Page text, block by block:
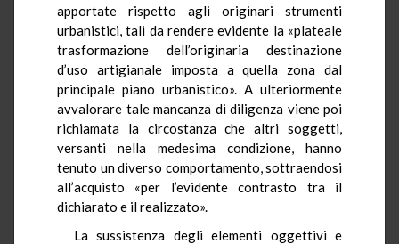
apportate rispetto agli originari strumenti
urbanistici, tali da rendere evidente la «plateale
trasformazione dell’originaria destinazione
d’uso artigianale imposta a quella zona dal
principale piano urbanistico». A ulteriormente
avvalorare tale mancanza di diligenza viene poi
richiamata la circostanza che altri soggetti,
versanti nella medesima condizione, hanno
tenuto un diverso comportamento, sottraendosi
all’acquisto «per l’evidente contrasto tra il
dichiarato e il realizzato».
La sussistenza degli elementi oggettivi e